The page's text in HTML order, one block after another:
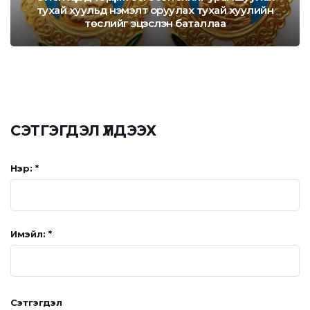
тухай хуульд нэмэлт оруулах тухай хуулийн
төслийг эцэслэн баталлаа
СЭТГЭГДЭЛ ҮЛДЭЭХ
Нэр: *
Имэйл: *
Сэтгэгдэл